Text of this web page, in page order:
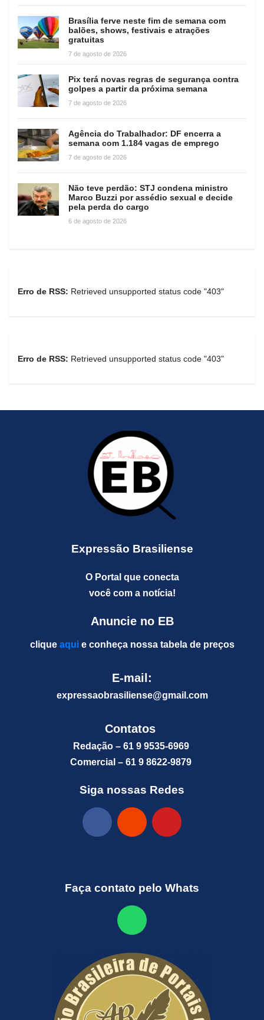
Brasília ferve neste fim de semana com
balões, shows, festivais e atrações
gratuitas
7 de agosto de 2026
Pix terá novas regras de segurança contra
golpes a partir da próxima semana
7 de agosto de 2026
Agência do Trabalhador: DF encerra a
semana com 1.184 vagas de emprego
7 de agosto de 2026
Não teve perdão: STJ condena ministro
Marco Buzzi por assédio sexual e decide
pela perda do cargo
6 de agosto de 2026
Erro de RSS: Retrieved unsupported status code "403"
Erro de RSS: Retrieved unsupported status code "403"
Expressão Brasiliense
O Portal que conecta
você com a notícia!
Anuncie no EB
clique aquie conheça nossa tabela de preços
E-mail:
expressaobrasiliense@gmail.com
Contatos
Redação – 61 9 9535-6969
Comercial – 61 9 8622-9879
Siga nossas Redes
Faça contato pelo Whats